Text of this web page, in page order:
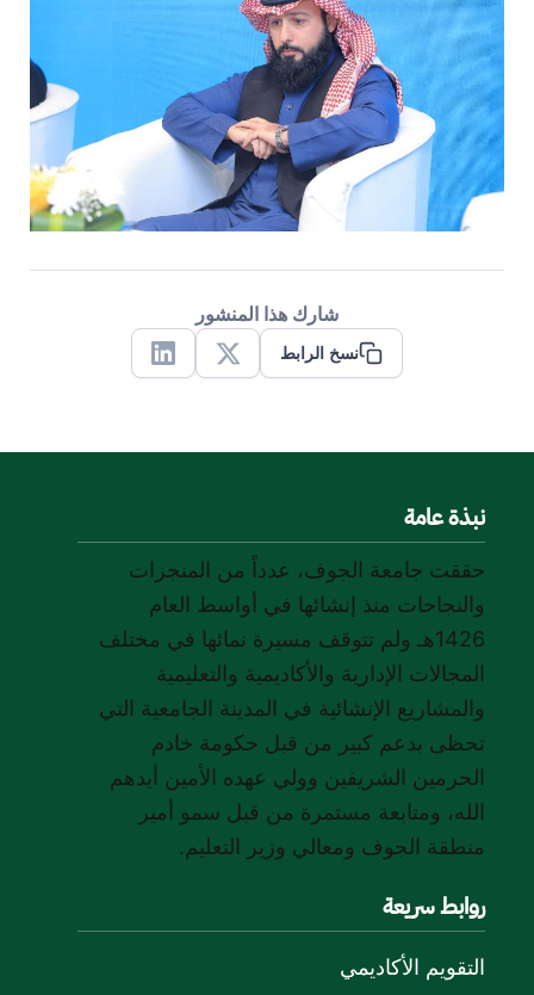
شارك هذا المنشور
نسخ الرابط
X
Linkedin
نبذة عامة
حققت جامعة الجوف، عدداً من المنجزات
والنجاحات منذ إنشائها في أواسط العام
1426هـ ولم تتوقف مسيرة نمائها في مختلف
المجالات الإدارية والأكاديمية والتعليمية
والمشاريع الإنشائية في المدينة الجامعية التي
تحظى بدعم كبير من قبل حكومة خادم
الحرمين الشريفين وولي عهده الأمين أيدهم
الله، ومتابعة مستمرة من قبل سمو أمير
منطقة الجوف ومعالي وزير التعليم.
روابط سريعة
التقويم الأكاديمي